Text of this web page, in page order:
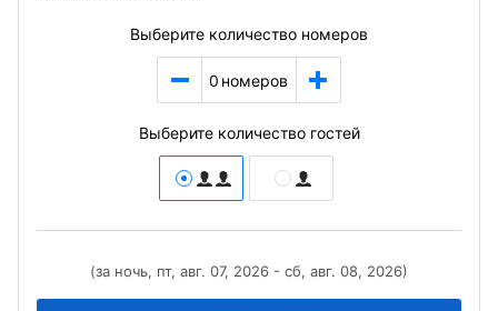
Выберите количество номеров
0 номеров
Выберите количество гостей
(за ночь, пт, авг. 07, 2026 - сб, авг. 08, 2026)